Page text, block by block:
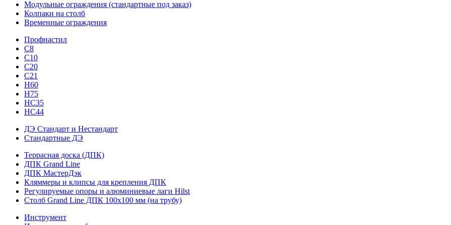
Модульные ограждения (стандартные под заказ)
Колпаки на столб
Временные ограждения
Профнастил
С8
С10
С20
С21
H60
H75
HС35
НС44
ДЭ Стандарт и Нестандарт
Стандартные ДЭ
Террасная доска (ДПК)
ДПК Grand Line
ДПК МастерДэк
Кляммеры и клипсы для крепления ДПК
Регулируемые опоры и алюминиевые лаги Hilst
Столб Grand Line ДПК 100х100 мм (на трубу)
Инструмент